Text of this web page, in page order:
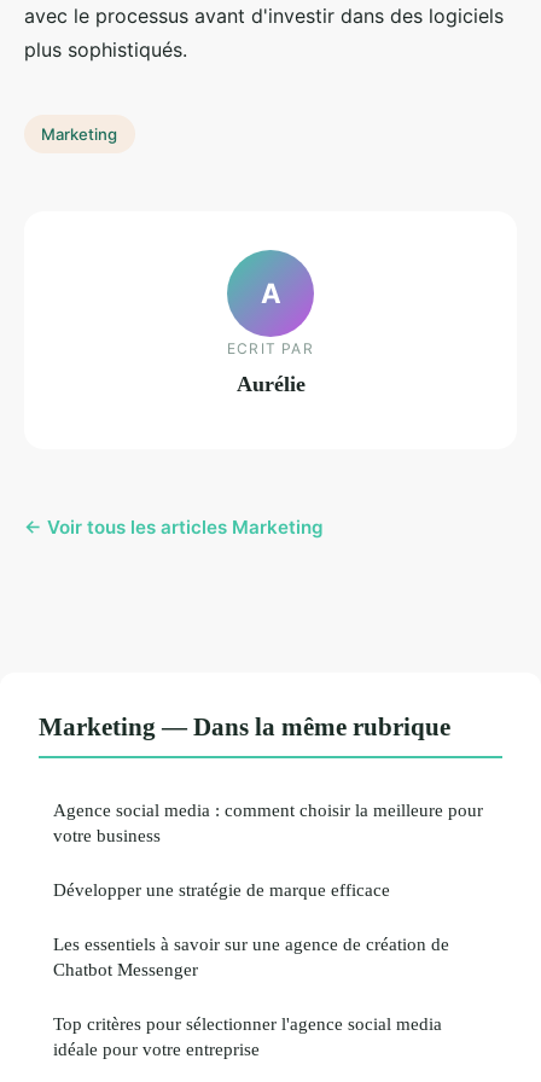
avec le processus avant d'investir dans des logiciels
plus sophistiqués.
Marketing
A
ECRIT PAR
Aurélie
← Voir tous les articles Marketing
Marketing — Dans la même rubrique
Agence social media : comment choisir la meilleure pour
votre business
Développer une stratégie de marque efficace
Les essentiels à savoir sur une agence de création de
Chatbot Messenger
Top critères pour sélectionner l'agence social media
idéale pour votre entreprise